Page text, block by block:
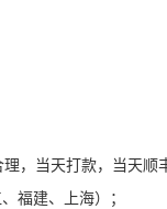
理，当天打款，当天顺
福建、上海）；